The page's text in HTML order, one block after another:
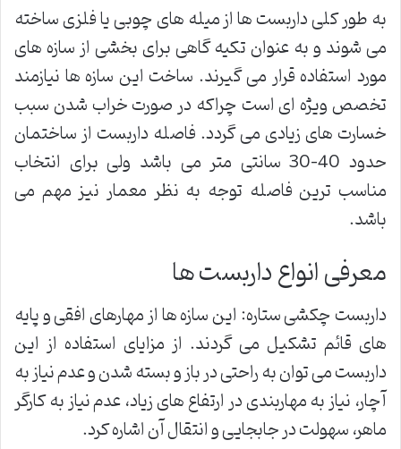
به طور کلی داربست ها از میله های چوبی یا فلزی ساخته
می شوند و به عنوان تکیه گاهی برای بخشی از سازه های
مورد استفاده قرار می گیرند. ساخت این سازه ها نیازمند
تخصص ویژه ای است چراکه در صورت خراب شدن سبب
خسارت های زیادی می گردد. فاصله داربست از ساختمان
حدود 40-30 سانتی متر می باشد ولی برای انتخاب
مناسب ترین فاصله توجه به نظر معمار نیز مهم می
باشد.
معرفی انواع داربست ها
داربست چکشی ستاره: این سازه ها از مهارهای افقی و پایه
های قائم تشکیل می گردند. از مزایای استفاده از این
داربست می توان به راحتی در باز و بسته شدن و عدم نیاز به
آچار، نیاز به مهاربندی در ارتفاع های زیاد، عدم نیاز به کارگر
ماهر، سهولت در جابجایی و انتقال آن اشاره کرد.